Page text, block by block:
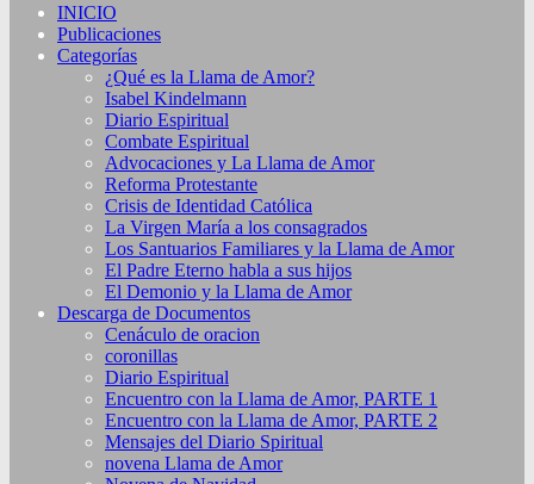
INICIO
Publicaciones
Categorías
¿Qué es la Llama de Amor?
Isabel Kindelmann
Diario Espiritual
Combate Espiritual
Advocaciones y La Llama de Amor
Reforma Protestante
Crisis de Identidad Católica
La Virgen María a los consagrados
Los Santuarios Familiares y la Llama de Amor
El Padre Eterno habla a sus hijos
El Demonio y la Llama de Amor
Descarga de Documentos
Cenáculo de oracion
coronillas
Diario Espiritual
Encuentro con la Llama de Amor, PARTE 1
Encuentro con la Llama de Amor, PARTE 2
Mensajes del Diario Spiritual
novena Llama de Amor